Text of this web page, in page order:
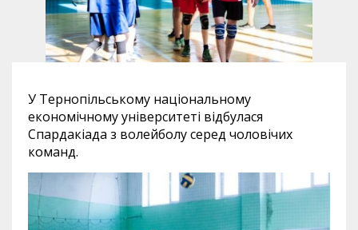
У Тернопільському національному
економічному університеті відбулася
Спардакіада з волейболу серед чоловічих
команд.